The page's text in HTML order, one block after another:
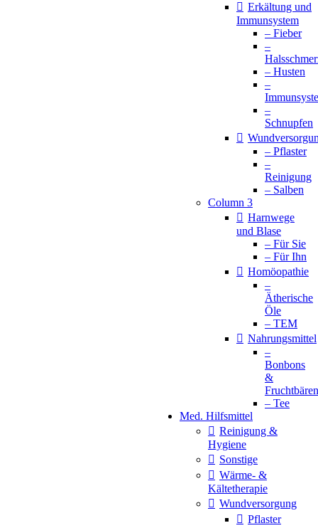
Erkältung und
Immunsystem
– Fieber
–
– Husten
–
–
Schnupfen
– Pflaster
–
Reinigung
– Salben
Column 3
Harnwege
und Blase
– Für Sie
– Für Ihn
Homöopathie
–
Ätherische
Öle
– TEM
Nahrungsmittel
–
Bonbons
&
Fruchtbären
– Tee
Med. Hilfsmittel
Reinigung &
Hygiene
Sonstige
Wärme- &
Kältetherapie
Wundversorgung
Pflaster